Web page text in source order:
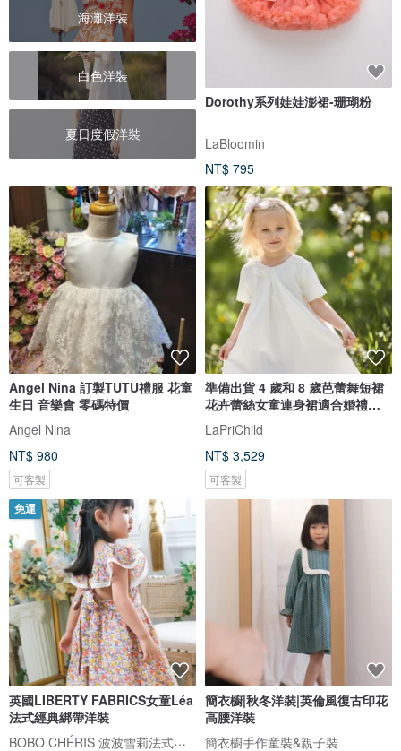
海灘洋裝
白色洋裝
夏日度假洋裝
Dorothy系列娃娃澎裙-珊瑚粉
LaBloomin
NT$ 795
Angel Nina 訂製TUTU禮服 花童
生日 音樂會 零碼特價
Angel Nina
NT$ 980
可客製
準備出貨 4 歲和 8 歲芭蕾舞短裙
花卉蕾絲女童連身裙適合婚禮生
日LaPriChild
NT$ 3,529
可客製
免運
英國LIBERTY FABRICS女童Léa
法式經典綁帶洋裝
BOBO CHÉRIS 波波雪莉法式童裝
簡衣櫥|秋冬洋裝|英倫風復古印花
高腰洋裝
簡衣櫥手作童裝&親子裝